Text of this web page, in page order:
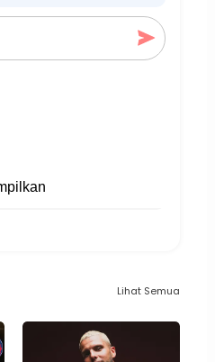
Lihat Semua